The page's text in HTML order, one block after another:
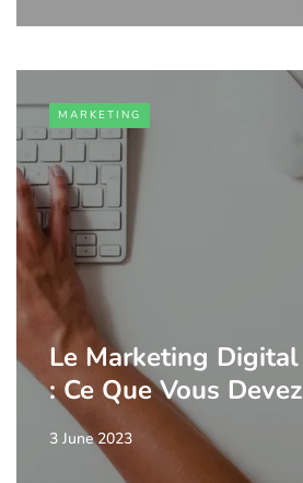
MARKETING
Le Marketing
: Ce Que Vous
3 June 2023